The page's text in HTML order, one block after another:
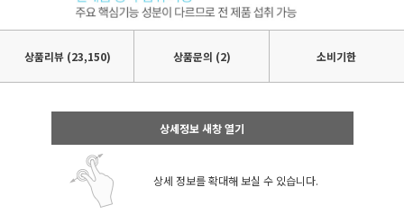
상품리뷰 (23,150) 상품문의 (2) 소비기한
상세정보 새창 열기
상세 정보를 확대해 보실 수 있습니다.